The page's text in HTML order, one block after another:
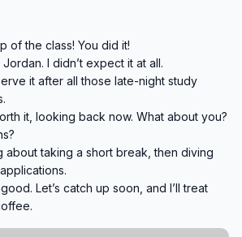
of the class! You did it!
I didn’t expect it at all.
it after all those late-night study
it, looking back now. What about you?
about taking a short break, then diving
Let’s catch up soon, and I’ll treat